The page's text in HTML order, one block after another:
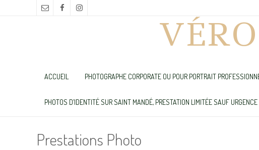
ACCUEIL PHOTOGRAPHE CORPORATE OU POUR PORTRAIT
PHOTOS D’IDENTITÉ SUR SAINT MANDÉ, PRESTATION LIMITÉE SAUF
Prestations Photo